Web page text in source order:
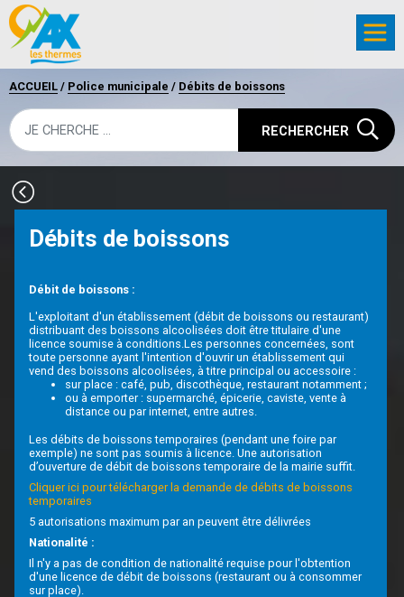
ACCUEIL / Police municipale / Débits de boissons
RECHERCHER
Débits de boissons
Débit de boissons :
L'exploitant d'un établissement (débit de boissons ou restaurant)
distribuant des boissons alcoolisées doit être titulaire d'une
licence soumise à conditions.Les personnes concernées, sont
toute personne ayant l'intention d'ouvrir un établissement qui
vend des boissons alcoolisées, à titre principal ou accessoire :
sur place : café, pub, discothèque, restaurant notamment ;
ou à emporter : supermarché, épicerie, caviste, vente à
distance ou par internet, entre autres.
Les débits de boissons temporaires (pendant une foire par
exemple) ne sont pas soumis à licence. Une autorisation
d’ouverture de débit de boissons temporaire de la mairie suffit.
Cliquer ici pour télécharger la demande de débits de boissons
temporaires
5 autorisations maximum par an peuvent être délivrées
Nationalité :
Il n'y a pas de condition de nationalité requise pour l'obtention
d'une licence de débit de boissons (restaurant ou à consommer
sur place).